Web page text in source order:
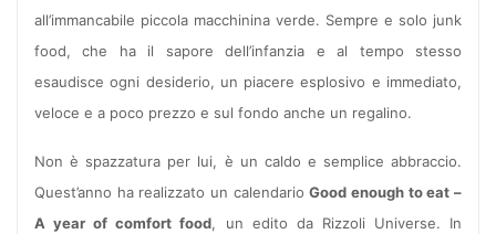
all’immancabile piccola macchinina verde. Sempre e solo junk
food, che ha il sapore dell’infanzia e al tempo stesso
esaudisce ogni desiderio, un piacere esplosivo e immediato,
veloce e a poco prezzo e sul fondo anche un regalino.
Non è spazzatura per lui, è un caldo e semplice abbraccio.
Quest’anno ha realizzato un calendarioGood enough to eat –
A year of comfort food, un edito da Rizzoli Universe. In